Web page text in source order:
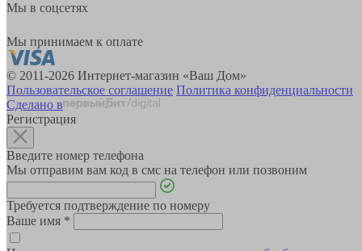
Мы в соцсетях
Мы принимаем к оплате
© 2011-2026 Интернет-магазин «Ваш Дом»
Пользовательское соглашение Политика конфиденциальности
Сделано в
Регистрация
Введите номер телефона
Мы отправим вам код в смс на телефон или позвоним
Требуется подтверждение по номеру
Ваше имя *